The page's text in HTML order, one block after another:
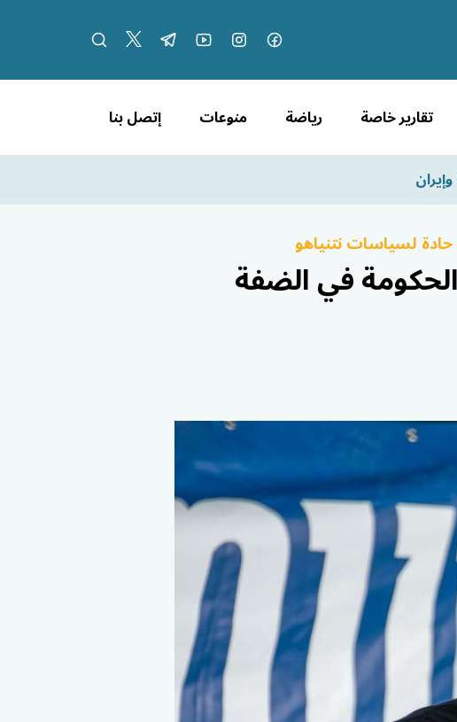
تقارير خاصة رياضة منوعات إتصل بنا
لسياسات نتنياهو
في الضفة